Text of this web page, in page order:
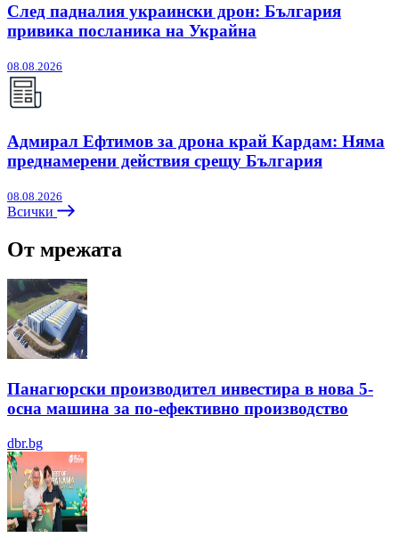
След падналия украински дрон: България
привика посланика на Украйна
08.08.2026
Адмирал Ефтимов за дрона край Кардам: Няма
преднамерени действия срещу България
08.08.2026
Всички
От мрежата
Панагюрски производител инвестира в нова 5-
осна машина за по-ефективно производство
dbr.bg